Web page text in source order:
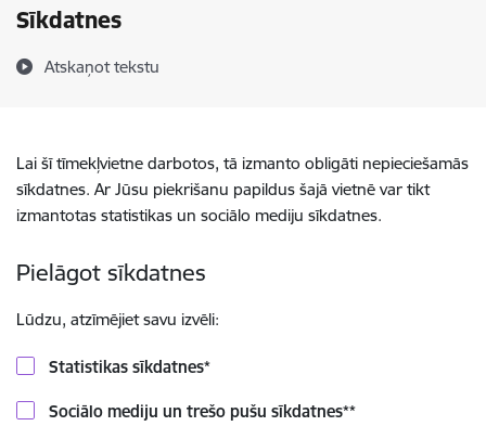
Sīkdatnes
Atskaņot tekstu
Lai šī tīmekļvietne darbotos, tā izmanto obligāti nepieciešamās
sīkdatnes. Ar Jūsu piekrišanu papildus šajā vietnē var tikt
izmantotas statistikas un sociālo mediju sīkdatnes.
Pielāgot sīkdatnes
Lūdzu, atzīmējiet savu izvēli:
Statistikas sīkdatnes*
Sociālo mediju un trešo pušu sīkdatnes**